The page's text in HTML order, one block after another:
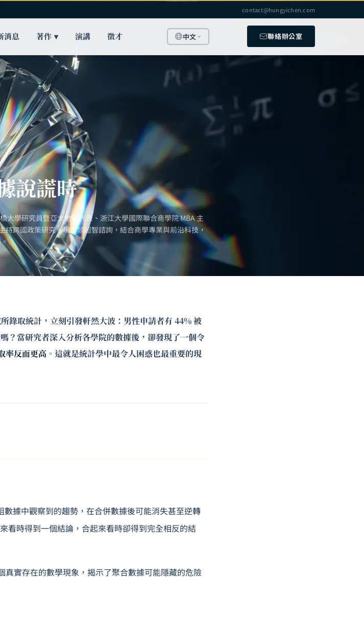
contact@hungyichen.com
消息 著作 ▾ 演講 徵才 中文 聯絡辦公室
說謊時
大學研究員暨亞太地區代表、浙江大學國際聯合商學院 MBA 主
跨國政策研究。現帶領超智諮詢，結合商學專業與前沿科技，
錄取統計，立刻引發軒然大波：男性申請者有 44% 被
？當研究者深入分析各學院的數據後，卻發現了一個令
率反而更高 。這就是統計學中最令人困惑也最重要的現
數據中觀察到的趨勢，在合併數據後可能消失甚至逆轉
看時得到一個結論，合起來看時卻得到完全相反的結
實存在的數學現象，揭示了聚合數據可能隱藏的危險